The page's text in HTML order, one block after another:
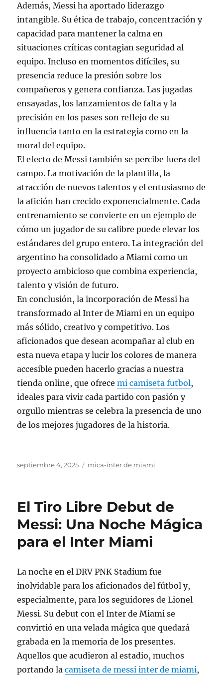
Además, Messi ha aportado liderazgo
intangible. Su ética de trabajo, concentración y
capacidad para mantener la calma en
situaciones críticas contagian seguridad al
equipo. Incluso en momentos difíciles, su
presencia reduce la presión sobre los
compañeros y genera confianza. Las jugadas
ensayadas, los lanzamientos de falta y la
precisión en los pases son reflejo de su
influencia tanto en la estrategia como en la
moral del equipo.
El efecto de Messi también se percibe fuera del
campo. La motivación de la plantilla, la
atracción de nuevos talentos y el entusiasmo de
la afición han crecido exponencialmente. Cada
entrenamiento se convierte en un ejemplo de
cómo un jugador de su calibre puede elevar los
estándares del grupo entero. La integración del
argentino ha consolidado a Miami como un
proyecto ambicioso que combina experiencia,
talento y visión de futuro.
En conclusión, la incorporación de Messi ha
transformado al Inter de Miami en un equipo
más sólido, creativo y competitivo. Los
aficionados que desean acompañar al club en
esta nueva etapa y lucir los colores de manera
accesible pueden hacerlo gracias a nuestra
tienda online, que ofrecemi camiseta futbol,
ideales para vivir cada partido con pasión y
orgullo mientras se celebra la presencia de uno
de los mejores jugadores de la historia.
Publicado
septiembre 4, 2025 Categorías
mica-inter de miami
El Tiro Libre Debut de
Messi: Una Noche Mágica
para el Inter Miami
La noche en el DRV PNK Stadium fue
inolvidable para los aficionados del fútbol y,
especialmente, para los seguidores de Lionel
Messi. Su debut con el Inter de Miami se
convirtió en una velada mágica que quedará
grabada en la memoria de los presentes.
Aquellos que acudieron al estadio, muchos
portando lacamiseta de messi inter de miami,